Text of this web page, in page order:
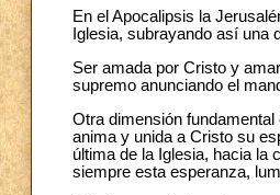
En el Apocalipsis la
Iglesia, subrayando así una
Ser amada por Cristo y
supremo anunciando el
Otra dimensión
anima y unida a Cristo su
última de la Iglesia, hacia la
siempre esta esperanza,